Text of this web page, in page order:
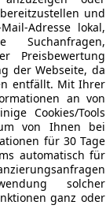
und
Adresse lokal,
Preisbewertung
der Webseite, da
entfällt. Mit Ihrer
an von
Cookies/Tools
von Ihnen bei
für 30 Tage
automatisch für
solcher
ganz oder